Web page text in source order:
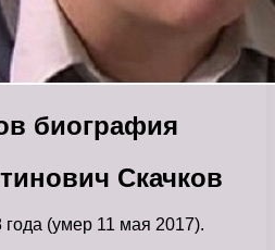
биография
Скачков
(умер 11 мая 2017).